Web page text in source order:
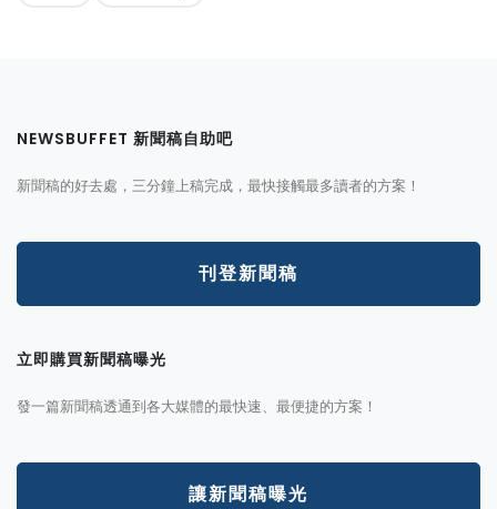
NEWSBUFFET 新聞稿自助吧
新聞稿的好去處，三分鐘上稿完成，最快接觸最多讀者的方案！
刊登新聞稿
立即購買新聞稿曝光
發一篇新聞稿透通到各大媒體的最快速、最便捷的方案！
讓新聞稿曝光